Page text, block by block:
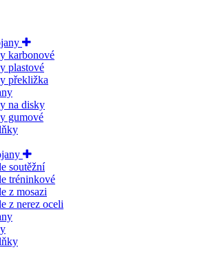
karbonové
plastové
překližka
na disky
gumové
soutěžní
tréninkové
z mosazi
z nerez oceli